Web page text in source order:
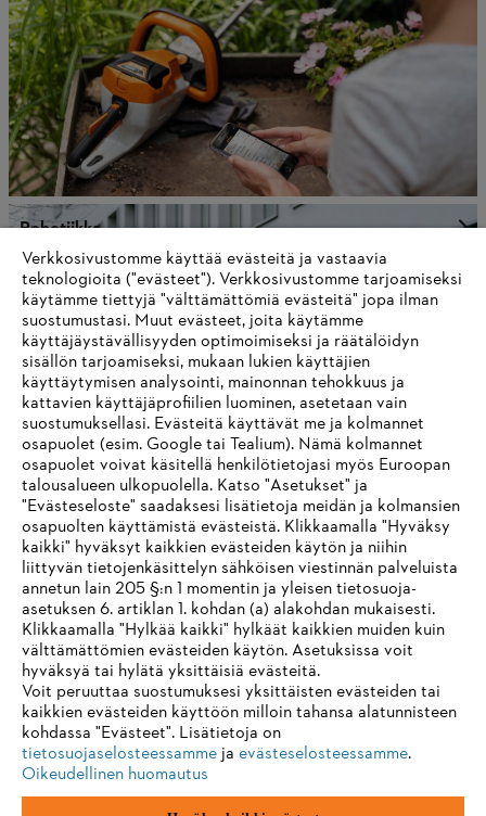
Robotiikka
Tietoa toimittajille
Tuotteet
Yhteystiedot
Ura
Ilmiantajajärjestelmä
JälkiYksityisyyden suojaEvästetiedot
ANDREAS STIHL AG & Co. KG ©2023
Verkkosivustomme käyttää evästeitä ja vastaavia
teknologioita ("evästeet"). Verkkosivustomme tarjoamiseksi
käytämme tiettyjä "välttämättömiä evästeitä" jopa ilman
suostumustasi. Muut evästeet, joita käytämme
käyttäjäystävällisyyden optimoimiseksi ja räätälöidyn
sisällön tarjoamiseksi, mukaan lukien käyttäjien
käyttäytymisen analysointi, mainonnan tehokkuus ja
kattavien käyttäjäprofiilien luominen, asetetaan vain
suostumuksellasi. Evästeitä käyttävät me ja kolmannet
osapuolet (esim. Google tai Tealium). Nämä kolmannet
osapuolet voivat käsitellä henkilötietojasi myös Euroopan
talousalueen ulkopuolella. Katso "Asetukset" ja
"Evästeseloste" saadaksesi lisätietoja meidän ja kolmansien
osapuolten käyttämistä evästeistä. Klikkaamalla "Hyväksy
kaikki" hyväksyt kaikkien evästeiden käytön ja niihin
liittyvän tietojenkäsittelyn sähköisen viestinnän palveluista
annetun lain 205 §:n 1 momentin ja yleisen tietosuoja-
asetuksen 6. artiklan 1. kohdan (a) alakohdan mukaisesti.
Klikkaamalla "Hylkää kaikki" hylkäät kaikkien muiden kuin
välttämättömien evästeiden käytön. Asetuksissa voit
hyväksyä tai hylätä yksittäisiä evästeitä.
Voit peruuttaa suostumuksesi yksittäisten evästeiden tai
kaikkien evästeiden käyttöön milloin tahansa alatunnisteen
kohdassa "Evästeet". Lisätietoja on
tietosuojaselosteessammeja evästeselosteessamme.
Oikeudellinen huomautus